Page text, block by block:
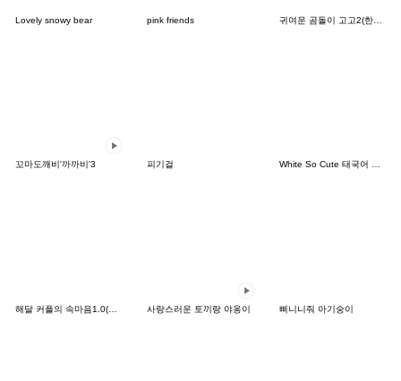
Lovely snowy bear pink friends 귀여운 곰돌이 고고2(한국어-일본어)
꼬마도깨비'까까비'3 피기걸 White So Cute 태국어 한국어 THAI-KOREA
사랑스러운 토끼랑 야옹이 삐니니줘 아기숭이